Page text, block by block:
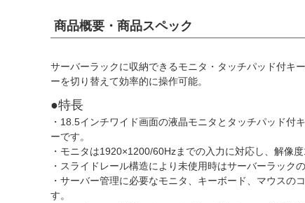
商品概要・商品スペック
サーバーラックに収納できるモニタ・タッチパッド付キ
ーを切り替えて効率的に操作可能。
●特長
・18.5インチワイド画面の液晶モニタとタッチパッド
ーです。
・モニタは1920×1200/60Hzまでの入力に対応し、解像
・スライドレール構造により未使用時はサーバーラック
・サーバー管理に必要なモニタ、キーボード、マウス
す。